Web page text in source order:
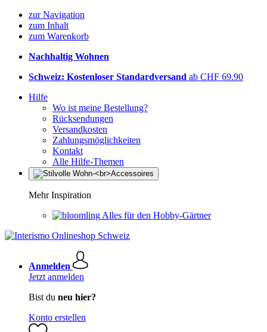
zur Navigation
zum Inhalt
zum Warenkorb
Nachhaltig Wohnen
Schweiz: Kostenloser Standardversand ab CHF 69.90
Hilfe
Wo ist meine Bestellung?
Rücksendungen
Versandkosten
Zahlungsmöglichkeiten
Kontakt
Alle Hilfe-Themen
Mehr Inspiration
Alles für den Hobby-Gärtner
Anmelden
Jetzt anmelden
Bist du neu hier?
Konto erstellen